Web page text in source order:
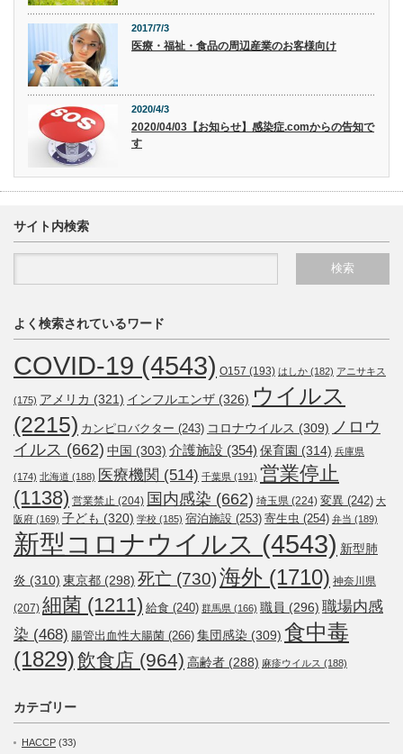
2017/7/3
医療・福祉・食品の周辺産業のお客様向け
2020/4/3
2020/04/03【お知らせ】感染症.comからの告知で
す
サイト内検索
よく検索されているワード
COVID-19 (4543) O157 (193) はしか (182) アニサキス
(175) アメリカ (321) インフルエンザ (326) ウイルス
(2215) カンピロバクター (243) コロナウイルス (309) ノロウ
イルス (662) 中国 (303) 介護施設 (354) 保育園 (314) 兵庫県
(174) 北海道 (188) 医療機関 (514) 千葉県 (191) 営業停止
(1138) 営業禁止 (204) 国内感染 (662) 埼玉県 (224) 変異 (242) 大
阪府 (169) 子ども (320) 学校 (185) 宿泊施設 (253) 寄生虫 (254) 弁当 (189)
新型コロナウイルス (4543) 新型肺
炎 (310) 東京都 (298) 死亡 (730)海外 (1710) 神奈川県
(207) 細菌 (1211) 給食 (240) 群馬県 (166) 職員 (296) 職場内感
染 (468) 腸管出血性大腸菌 (266) 集団感染 (309) 食中毒
(1829)飲食店 (964) 高齢者 (288) 麻疹ウイルス (188)
カテゴリー
HACCP (33)